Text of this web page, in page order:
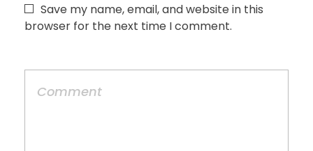
Save my name, email, and website in this
browser for the next time I comment.